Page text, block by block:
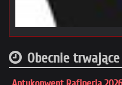
Obecnie